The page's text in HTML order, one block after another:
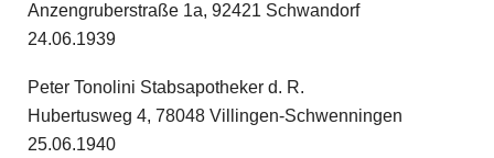
Anzengruberstraße 1a, 92421 Schwandorf
24.06.1939
Peter Tonolini Stabsapotheker d. R.
Hubertusweg 4, 78048 Villingen-Schwenningen
25.06.1940